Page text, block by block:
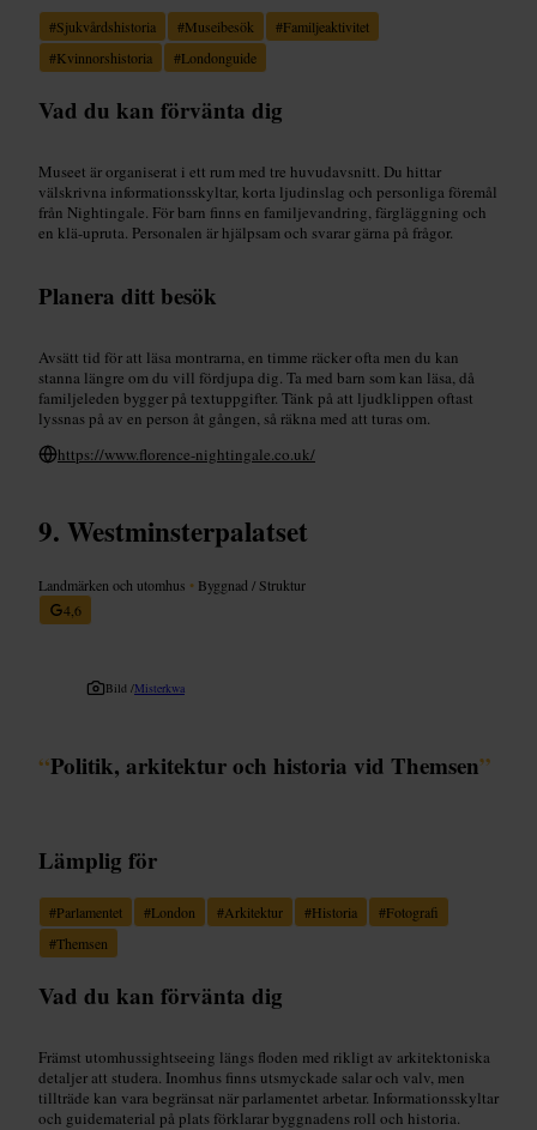
#Sjukvårdshistoria #Museibesök #Familjeaktivitet
#Kvinnorshistoria #Londonguide
Vad du kan förvänta dig
Museet är organiserat i ett rum med tre huvudavsnitt. Du hittar
välskrivna informationsskyltar, korta ljudinslag och personliga föremål
från Nightingale. För barn finns en familjevandring, färgläggning och
en klä-upruta. Personalen är hjälpsam och svarar gärna på frågor.
Planera ditt besök
Avsätt tid för att läsa montrarna, en timme räcker ofta men du kan
stanna längre om du vill fördjupa dig. Ta med barn som kan läsa, då
familjeleden bygger på textuppgifter. Tänk på att ljudklippen oftast
lyssnas på av en person åt gången, så räkna med att turas om.
https://www.florence-nightingale.co.uk/
Westminsterpalatset
Landmärken och utomhus • Byggnad / Struktur
4,6
Bild /Misterkwa
“Politik, arkitektur och historia vid Themsen”
Lämplig för
#Parlamentet #London #Arkitektur #Historia #Fotografi
#Themsen
Vad du kan förvänta dig
Främst utomhussightseeing längs floden med rikligt av arkitektoniska
detaljer att studera. Inomhus finns utsmyckade salar och valv, men
tillträde kan vara begränsat när parlamentet arbetar. Informationsskyltar
och guidematerial på plats förklarar byggnadens roll och historia.